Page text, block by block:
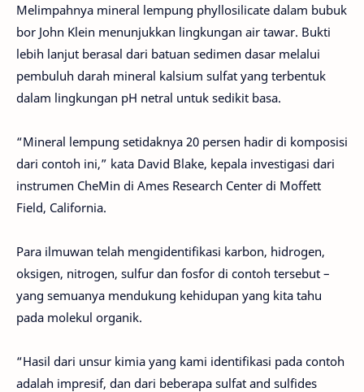
Melimpahnya mineral lempung phyllosilicate dalam bubuk
bor John Klein menunjukkan lingkungan air tawar. Bukti
lebih lanjut berasal dari batuan sedimen dasar melalui
pembuluh darah mineral kalsium sulfat yang terbentuk
dalam lingkungan pH netral untuk sedikit basa.
“Mineral lempung setidaknya 20 persen hadir di komposisi
dari contoh ini,” kata David Blake, kepala investigasi dari
instrumen CheMin di Ames Research Center di Moffett
Field, California.
Para ilmuwan telah mengidentifikasi karbon, hidrogen,
oksigen, nitrogen, sulfur dan fosfor di contoh tersebut –
yang semuanya mendukung kehidupan yang kita tahu
pada molekul organik.
“Hasil dari unsur kimia yang kami identifikasi pada contoh
adalah impresif, dan dari beberapa sulfat and sulfides